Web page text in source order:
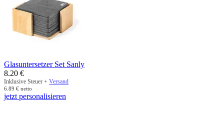
Glasuntersetzer Set Sanly
8.20 €
Inklusive Steuer + Versand
6.89 € netto
jetzt personalisieren